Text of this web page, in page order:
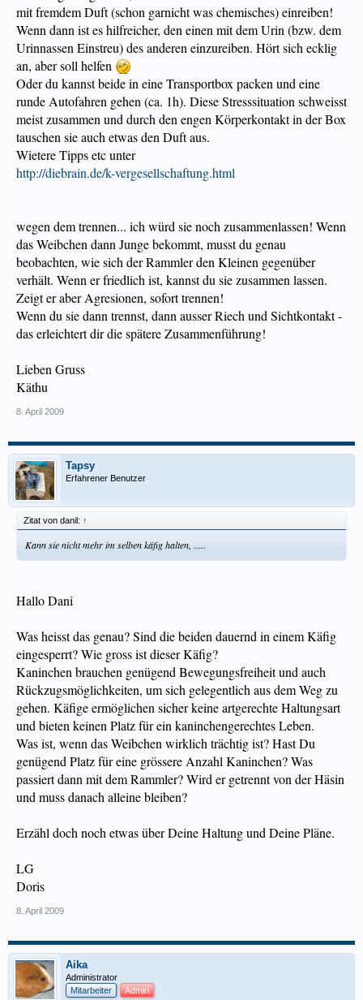
mit fremdem Duft (schon garnicht was chemisches) einreiben!
Wenn dann ist es hilfreicher, den einen mit dem Urin (bzw. dem
Urinnassen Einstreu) des anderen einzureiben. Hört sich ecklig
an, aber soll helfen
Oder du kannst beide in eine Transportbox packen und eine
runde Autofahren gehen (ca. 1h). Diese Stresssituation schweisst
meist zusammen und durch den engen Körperkontakt in der Box
tauschen sie auch etwas den Duft aus.
Wietere Tipps etc unter
http://diebrain.de/k-vergesellschaftung.html
wegen dem trennen... ich würd sie noch zusammenlassen! Wenn
das Weibchen dann Junge bekommt, musst du genau
beobachten, wie sich der Rammler den Kleinen gegenüber
verhält. Wenn er friedlich ist, kannst du sie zusammen lassen.
Zeigt er aber Agresionen, sofort trennen!
Wenn du sie dann trennst, dann ausser Riech und Sichtkontakt -
das erleichtert dir die spätere Zusammenführung!
Lieben Gruss
Käthu
8. April 2009
Tapsy
Erfahrener Benutzer
Zitat von danil: ↑
Kann sie nicht mehr im selben käfig halten, .....
Hallo Dani
Was heisst das genau? Sind die beiden dauernd in einem Käfig
eingesperrt? Wie gross ist dieser Käfig?
Kaninchen brauchen genügend Bewegungsfreiheit und auch
Rückzugsmöglichkeiten, um sich gelegentlich aus dem Weg zu
gehen. Käfige ermöglichen sicher keine artgerechte Haltungsart
und bieten keinen Platz für ein kaninchengerechtes Leben.
Was ist, wenn das Weibchen wirklich trächtig ist? Hast Du
genügend Platz für eine grössere Anzahl Kaninchen? Was
passiert dann mit dem Rammler? Wird er getrennt von der Häsin
und muss danach alleine bleiben?
Erzähl doch noch etwas über Deine Haltung und Deine Pläne.
LG
Doris
8. April 2009
Aika
Administrator
Mitarbeiter
Admin